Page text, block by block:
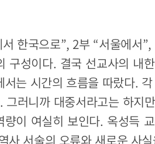
한국으로”, 2부 “서울에서
구성이다. 결국 선교사의 내
는 시간의 흐름을 따랐다.
러니까 대중서라고는 하지
이 여실히 보인다. 옥성득
사 서술의 오류와 새로운 사